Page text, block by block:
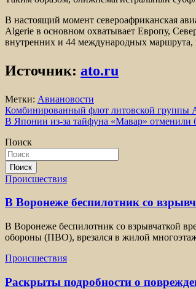
В настоящий момент североафриканская
Algerie в основном охватывает Европу,
внутренних и 44 международных
Источник: ato.ru
Метки: Авиановости
Навигация
по
записям
Комбинированный флот литовской группы
В Японии из-за тайфуна «Мавар» отменили
Поиск
Поиск
Происшествия
В Воронеже беспилотник со
В Воронеже беспилотник со взрывчаткой
обороны (ПВО), врезался в жилой
Происшествия
Раскрыты подробности о